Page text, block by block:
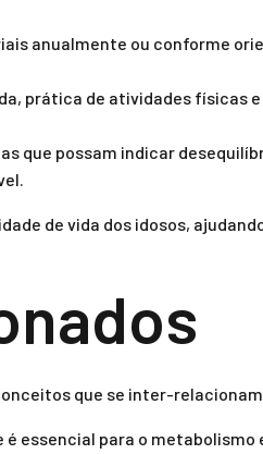
anualmente ou conforme
prática de atividades físicas
que possam indicar
de vida dos idosos,
que se inter-
essencial para o metabolismo